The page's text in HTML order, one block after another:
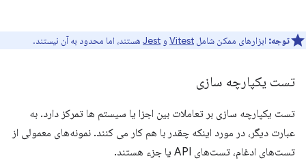
توجه: ابزارهای ممکن شامل Vitest و Jest هستند، اما محدود به آن نیستند.
تست یکپارچه سازی
تست یکپارچه سازی بر تعاملات بین اجزا یا سیستم ها تمرکز دارد. به
عبارت دیگر، در مورد اینکه چقدر با هم کار می کنند. نمونه‌های معمولی از
تست‌های ادغام، تست‌های API یا جزء هستند.